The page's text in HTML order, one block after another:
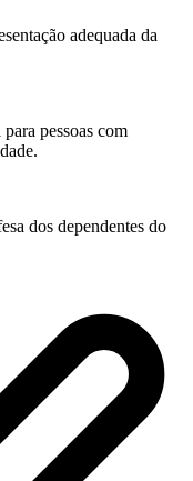
adequada da
pessoas com
dos dependentes do